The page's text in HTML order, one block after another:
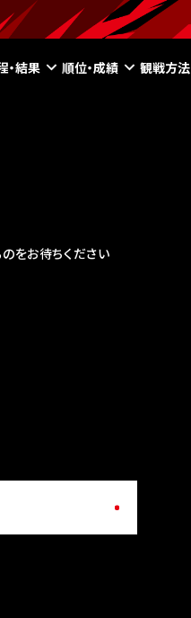
・結果 順位・成績 観戦方法
をお待ちください